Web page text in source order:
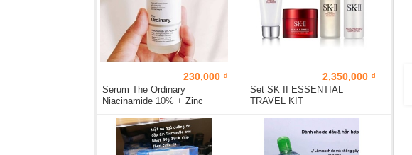
230,000 ₫
Serum The Ordinary
Niacinamide 10% + Zinc
2,350,000 ₫
Set SK II ESSENTIAL
TRAVEL KIT